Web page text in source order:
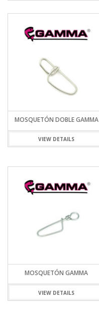
MOSQUETÓN DOBLE GAMMA
VIEW DETAILS
MOSQUETÓN GAMMA
VIEW DETAILS